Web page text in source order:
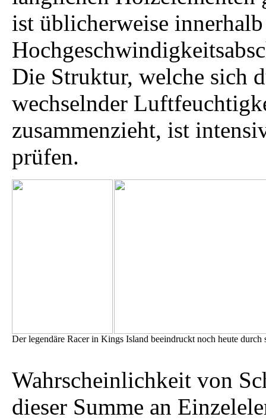
ist üblicherweise
Die Struktur, welche sich
wechselnder
zusammenzieht, ist
prüfen.
Der legendäre Racer in Kings Island beeindruckt noch heute durch
Wahrscheinlichkeit von
dieser Summe an